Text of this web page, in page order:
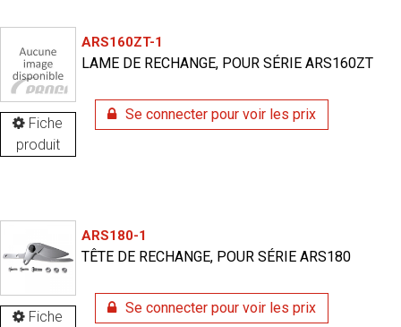
Fiche
produit
ARS160ZT-1
LAME DE RECHANGE, POUR SÉRIE ARS160ZT
Se connecter pour voir les prix
Fiche
ARS180-1
TÊTE DE RECHANGE, POUR SÉRIE ARS180
Se connecter pour voir les prix